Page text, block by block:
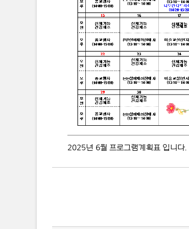
2025년 6월 프로그램계획표 입니다.